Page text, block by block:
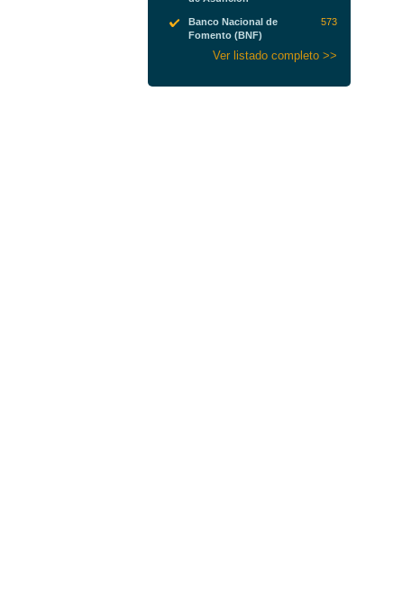
Banco Nacional de
Fomento (BNF)
573
Ver listado completo >>